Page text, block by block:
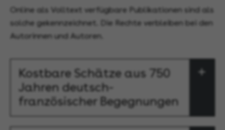
Online als Volltext verfügbare Publikationen sind als
solche gekennzeichnet. Die Rechte verbleiben bei den
Autorinnen und Autoren.
Kostbare Schätze aus 750
Jahren deutsch-
französischer Begegnungen